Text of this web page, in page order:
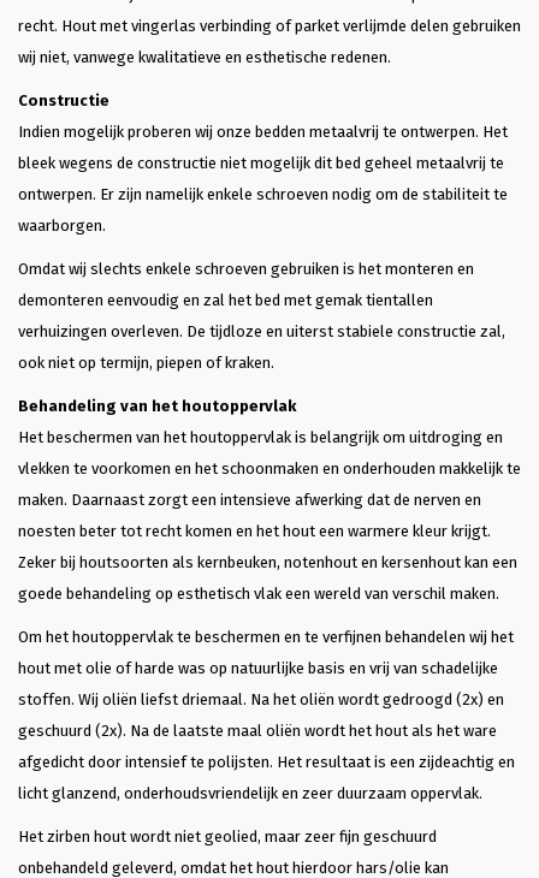
recht. Hout met vingerlas verbinding of parket verlijmde delen gebruiken
wij niet, vanwege kwalitatieve en esthetische redenen.
Constructie
Indien mogelijk proberen wij onze bedden metaalvrij te ontwerpen. Het
bleek wegens de constructie niet mogelijk dit bed geheel metaalvrij te
ontwerpen. Er zijn namelijk enkele schroeven nodig om de stabiliteit te
waarborgen.
Omdat wij slechts enkele schroeven gebruiken is het monteren en
demonteren eenvoudig en zal het bed met gemak tientallen
verhuizingen overleven. De tijdloze en uiterst stabiele constructie zal,
ook niet op termijn, piepen of kraken.
Behandeling van het houtoppervlak
Het beschermen van het houtoppervlak is belangrijk om uitdroging en
vlekken te voorkomen en het schoonmaken en onderhouden makkelijk te
maken. Daarnaast zorgt een intensieve afwerking dat de nerven en
noesten beter tot recht komen en het hout een warmere kleur krijgt.
Zeker bij houtsoorten als kernbeuken, notenhout en kersenhout kan een
goede behandeling op esthetisch vlak een wereld van verschil maken.
Om het houtoppervlak te beschermen en te verfijnen behandelen wij het
hout met olie of harde was op natuurlijke basis en vrij van schadelijke
stoffen. Wij oliën liefst driemaal. Na het oliën wordt gedroogd (2x) en
geschuurd (2x). Na de laatste maal oliën wordt het hout als het ware
afgedicht door intensief te polijsten. Het resultaat is een zijdeachtig en
licht glanzend, onderhoudsvriendelijk en zeer duurzaam oppervlak.
Het zirben hout wordt niet geolied, maar zeer fijn geschuurd
onbehandeld geleverd, omdat het hout hierdoor hars/olie kan